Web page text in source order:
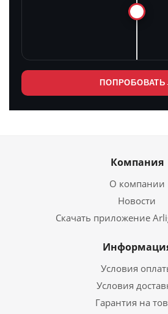
ПОПРОБОВАТЬ
Компания
О компании
Новости
Скачать приложение
Условия
Условия
Гарантия на